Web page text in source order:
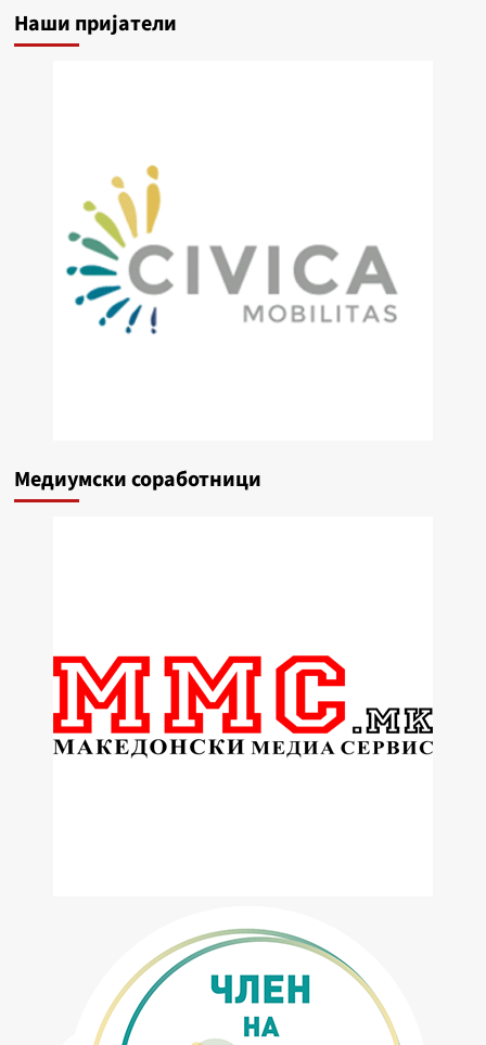
Наши пријатели
Медиумски соработници